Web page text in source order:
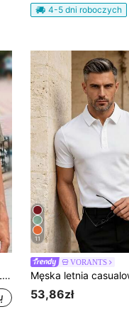
4-5 dni roboczych
11
VORANTS
53,86zł